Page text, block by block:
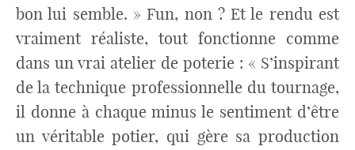
bon lui semble. » Fun, non ? Et le rendu est
vraiment réaliste, tout fonctionne comme
dans un vrai atelier de poterie : « S’inspirant
de la technique professionnelle du tournage,
il donne à chaque minus le sentiment d’être
un véritable potier, qui gère sa production